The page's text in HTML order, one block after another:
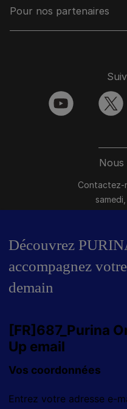
Découvrez
accompagnez
demain
Pour nos partenaires
Contactez-
Conversation
du lundi au
>
0
youtube